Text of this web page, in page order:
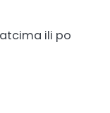
ili po